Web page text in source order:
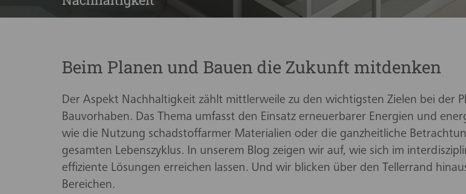
Beim Planen und Bauen die Zukunft mitdenken
Der Aspekt Nachhaltigkeit zählt mittlerweile zu den wichtigsten Zielen bei der
Bauvorhaben. Das Thema umfasst den Einsatz erneuerbarer Energien und
wie die Nutzung schadstoffarmer Materialien oder die ganzheitliche
gesamten Lebenszyklus. In unserem Blog zeigen wir auf, wie sich im
effiziente Lösungen erreichen lassen. Und wir blicken über den Tellerrand
Bereichen.